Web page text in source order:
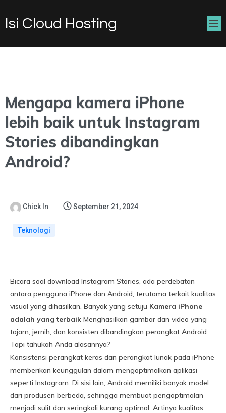
Isi Cloud Hosting
Mengapa kamera iPhone
lebih baik untuk Instagram
Stories dibandingkan
Android?
Chick In September 21, 2024
Teknologi
Bicara soal download Instagram Stories, ada perdebatan
antara pengguna iPhone dan Android, terutama terkait kualitas
visual yang dihasilkan. Banyak yang setuju Kamera iPhone
adalah yang terbaik Menghasilkan gambar dan video yang
tajam, jernih, dan konsisten dibandingkan perangkat Android.
Tapi tahukah Anda alasannya?
Konsistensi perangkat keras dan perangkat lunak pada iPhone
memberikan keunggulan dalam mengoptimalkan aplikasi
seperti Instagram. Di sisi lain, Android memiliki banyak model
dari produsen berbeda, sehingga membuat pengoptimalan
menjadi sulit dan seringkali kurang optimal. Artinya kualitas